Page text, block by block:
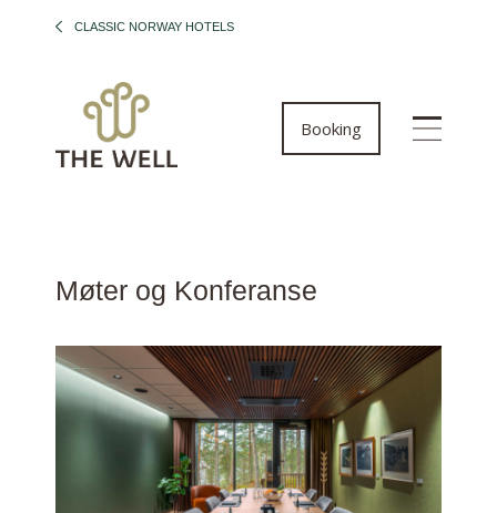
CLASSIC NORWAY HOTELS
Booking
Møter og Konferanse